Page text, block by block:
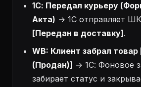
1С: Передал курьеру
Акта) → 1С отправляет
[Передан в доставку].
WB: Клиент забрал товар
(Продан)] → 1С: Фоновое
забирает статус и